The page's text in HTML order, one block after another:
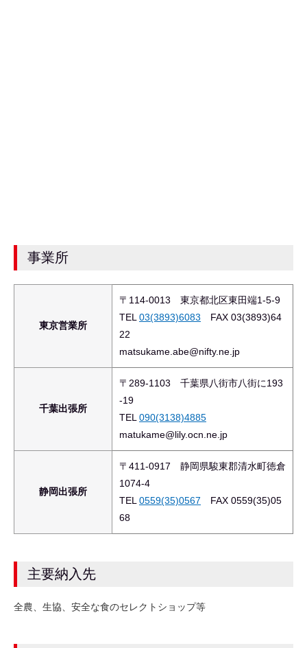
事業所
東京営業所
〒114-0013 東京都北区東田端1-5-9
TEL 03(3893)6083 FAX 03(3893)64
22
matsukame.abe@nifty.ne.jp
千葉出張所
〒289-1103 千葉県八街市八街に193
-19
TEL 090(3138)4885
matukame@lily.ocn.ne.jp
静岡出張所
〒411-0917 静岡県駿東郡清水町徳倉
1074-4
TEL 0559(35)0567 FAX 0559(35)05
68
主要納入先
全農、生協、安全な食のセレクトショップ等